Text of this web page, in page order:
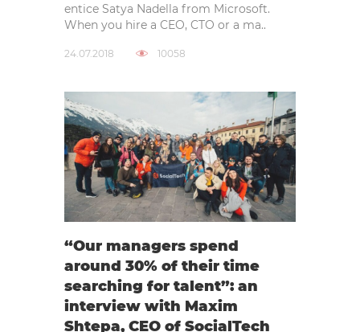
entice Satya Nadella from Microsoft.
When you hire a CEO, CTO or a ma..
24.07.2018 10058
“Our managers spend
around 30% of their time
searching for talent”: an
interview with Maxim
Shtepa, CEO of SocialTech